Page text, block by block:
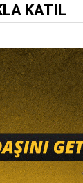
KATIL